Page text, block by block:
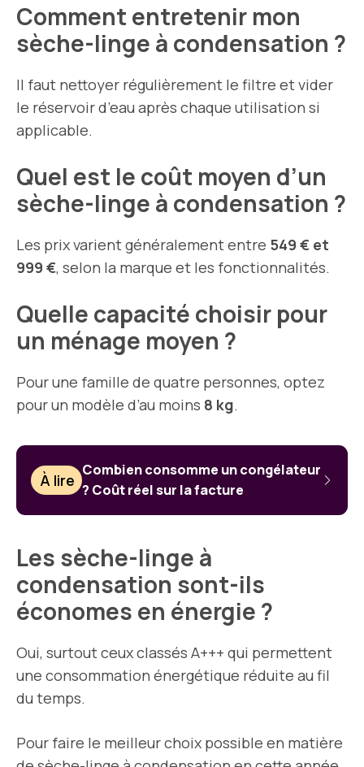
Comment entretenir mon
sèche-linge à condensation ?
Il faut nettoyer régulièrement le filtre et vider
le réservoir d’eau après chaque utilisation si
applicable.
Quel est le coût moyen d’un
sèche-linge à condensation ?
Les prix varient généralement entre 549 € et
999 €, selon la marque et les fonctionnalités.
Quelle capacité choisir pour
un ménage moyen ?
Pour une famille de quatre personnes, optez
pour un modèle d’au moins 8 kg.
À lire
Combien consomme un congélateur
? Coût réel sur la facture
Les sèche-linge à
condensation sont-ils
économes en énergie ?
Oui, surtout ceux classés A+++ qui permettent
une consommation énergétique réduite au fil
du temps.
Pour faire le meilleur choix possible en matière